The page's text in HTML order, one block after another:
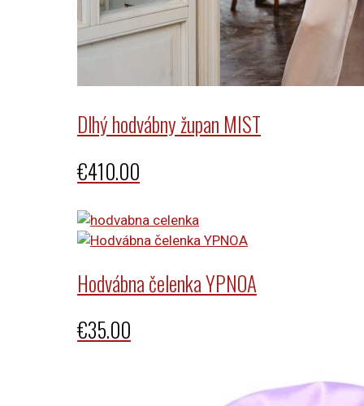
Dlhý hodvábny župan MIST
€410.00
Hodvábna čelenka YPNOA
€35.00